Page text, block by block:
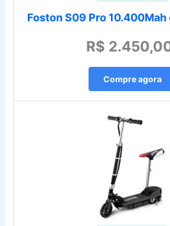
Foston S09 Pro
R$
Compre agora